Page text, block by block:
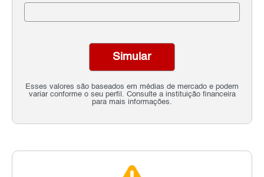
Esses valores são baseados em médias de mercado e podem
variar conforme o seu perfil. Consulte a instituição financeira
para mais informações.
Simular